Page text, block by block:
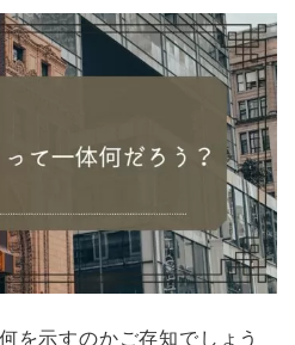
を示すのかご存知でしょう